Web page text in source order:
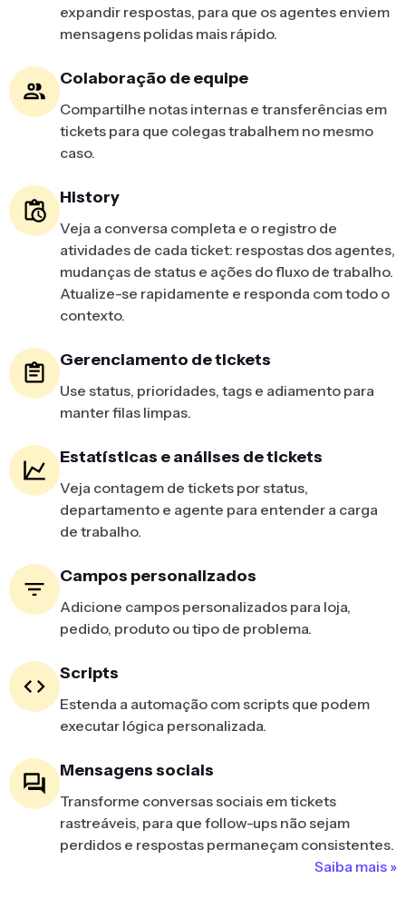
expandir respostas, para que os agentes enviem
mensagens polidas mais rápido.
Colaboração de equipe
Compartilhe notas internas e transferências em
tickets para que colegas trabalhem no mesmo
caso.
History
Veja a conversa completa e o registro de
atividades de cada ticket: respostas dos agentes,
mudanças de status e ações do fluxo de trabalho.
Atualize-se rapidamente e responda com todo o
contexto.
Gerenciamento de tickets
Use status, prioridades, tags e adiamento para
manter filas limpas.
Estatísticas e análises de tickets
Veja contagem de tickets por status,
departamento e agente para entender a carga
de trabalho.
Campos personalizados
Adicione campos personalizados para loja,
pedido, produto ou tipo de problema.
Scripts
Estenda a automação com scripts que podem
executar lógica personalizada.
Mensagens sociais
Transforme conversas sociais em tickets
rastreáveis, para que follow-ups não sejam
perdidos e respostas permaneçam consistentes.
Saiba mais »